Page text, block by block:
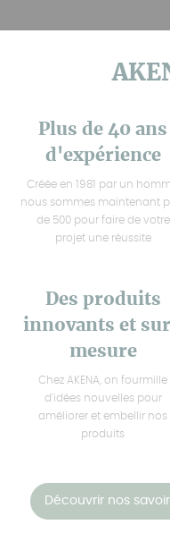
Plus de 40 ans
d'expérience
Créée en 1981 par un
nous sommes maintenant
de 500 pour faire de votre
projet une réussite
Des produits
innovants et
mesure
Chez AKENA, on fourmille
d'idées nouvelles pour
améliorer et embellir nos
produits
Découvrir nos